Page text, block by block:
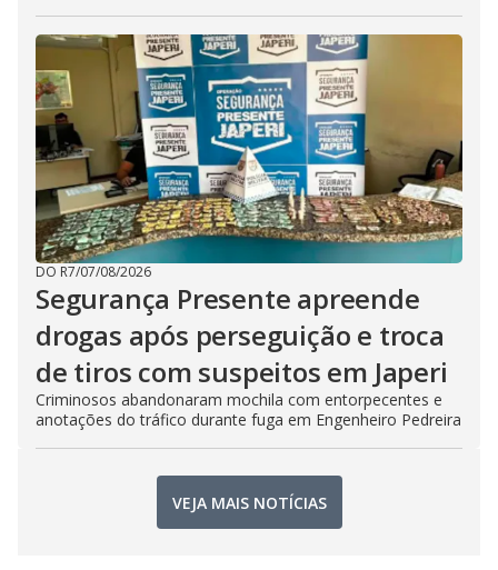
DO R7/07/08/2026
Segurança Presente apreende
drogas após perseguição e troca
de tiros com suspeitos em Japeri
Criminosos abandonaram mochila com entorpecentes e
anotações do tráfico durante fuga em Engenheiro Pedreira
VEJA MAIS NOTÍCIAS